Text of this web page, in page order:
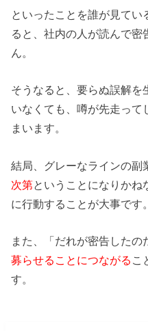
といったことを誰が見て
ると、社内の人が読んで
ん。
そうなると、要らぬ誤解を
いなくても、噂が先走って
まいます。
結局、グレーなラインの副
次第ということになりかね
に行動することが大事です。
また、「だれが密告した
募らせることにつながる こ
す。